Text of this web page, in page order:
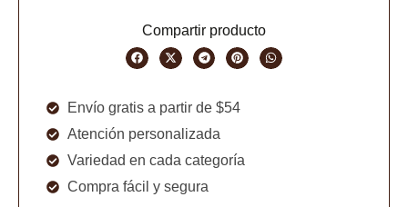
Compartir producto
Envío gratis a partir de $54
Atención personalizada
Variedad en cada categoría
Compra fácil y segura